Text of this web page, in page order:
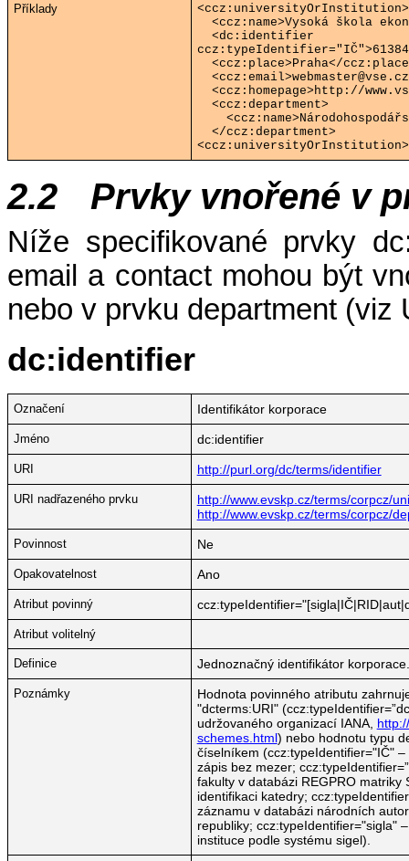
Příklady
<ccz:universityOrInstitution>
<ccz:name>Vysoká škola
<dc:identifier
<ccz:place>Praha</
<ccz:homepage>http://
<ccz:department>
</ccz:department>
<ccz:universityOrInstitution>
2.2 Prvky vnořené v
Níže specifikované prvky
email a contact mohou být
nebo v prvku department (viz
dc:identifier
Označení Identifikátor korporace
Jméno dc:identifier
URI http://purl.org/dc/terms/identifier
URI nadřazeného prvku
http://www.evskp.cz/terms/corpcz/
http://www.evskp.cz/terms/corpcz/
Povinnost Ne
Opakovatelnost Ano
Atribut povinný
Atribut volitelný
Definice Jednoznačný identifikátor korporace.
Poznámky
Hodnota povinného atributu
"dcterms:URI"
udržovaného organizací IANA,
schemes.html) nebo hodnotu typu
číselníkem (ccz:typeIdentifier="IČ"
zápis bez mezer;
fakulty v databázi REGPRO matriky
identifikaci katedry;
záznamu v databázi národních
republiky; ccz:typeIdentifier="sigla"
instituce podle systému sigel).